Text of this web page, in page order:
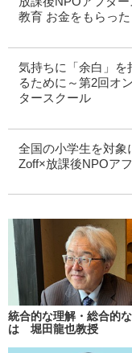
教育 お金をもらっ
気持ちに「余白」を
るために～第2回オ
タースクール
全国の小学生を対象
Zoff×放課後NPOア
統合的な理解・総合的
は 堀田龍也教授